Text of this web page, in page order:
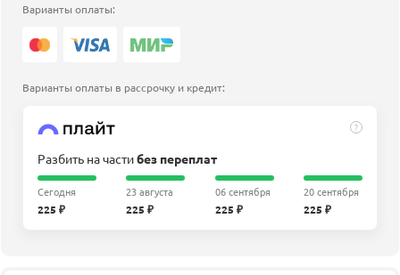
Варианты оплаты:
Варианты оплаты в рассрочку и кредит:
?
Разбить на частибез переплат
Сегодня
225 ₽
23 августа
225 ₽
06 сентября
225 ₽
20 сентября
225 ₽